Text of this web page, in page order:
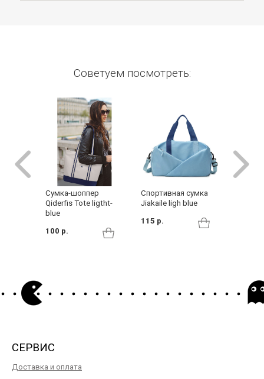
Советуем посмотреть:
Cумка-шоппер
Qiderfis Tote ligtht-
blue
100 р.
Спортивная сумка
Jiakaile ligh blue
115 р.
СЕРВИС
Доставка и оплата